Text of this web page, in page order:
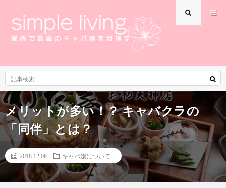
メリットが多い！？ キャバクラの
「同伴」とは？
2018.12.06 キャバ嬢について